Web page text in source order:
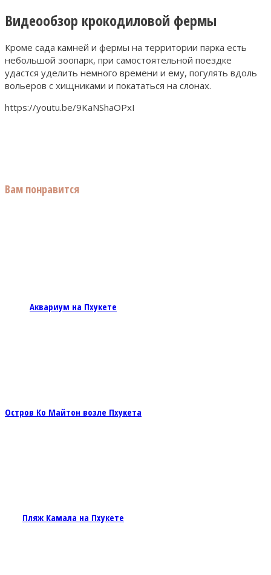
Видеообзор крокодиловой фермы
Кроме сада камней и фермы на территории парка есть
небольшой зоопарк, при самостоятельной поездке
удастся уделить немного времени и ему, погулять вдоль
вольеров с хищниками и покататься на слонах.
https://youtu.be/9KaNShaOPxI
Вам понравится
Аквариум на Пхукете
Остров Ко Майтон возле Пхукета
Пляж Камала на Пхукете